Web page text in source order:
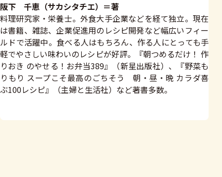
阪下 千恵（サカシタチエ）＝著
料理研究家・栄養士。外食大手企業などを経て独立。現在
は書籍、雑誌、企業促進用のレシピ開発など幅広いフィー
ルドで活躍中。食べる人はもちろん、作る人にとっても手
軽でやさしい味わいのレシピが好評。『朝つめるだけ！ 作
りおき のやせる！お弁当389』（新星出版社）、『野菜も
りもり スープこそ最高のごちそう 朝・昼・晩 カラダ喜
ぶ100レシピ』（主婦と生活社）など著書多数。